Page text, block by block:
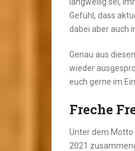
Gefühl, dass
dabei aber auch
Genau aus
wieder
euch gerne im
Freche
Unter dem Motto
2021